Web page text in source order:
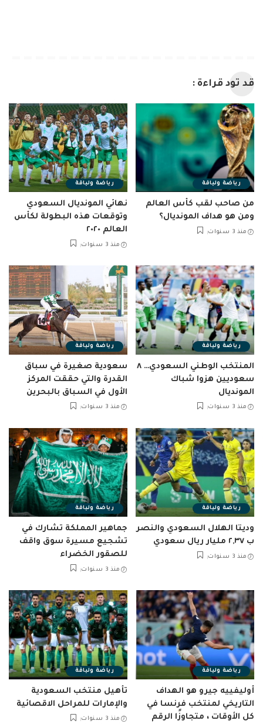
قد تود قراءة :
رياضة ولياقة
من صاحب لقب كأس العالم
ومن هو هداف المونديال؟
منذ 3 سنوات
رياضة ولياقة
نهائي المونديال السعودي
وتوقعات هذه البطولة لكأس
العالم ٢٠٢٠
منذ 3 سنوات
رياضة ولياقة
المنتخب الوطني السعودي… ٨
سعوديين هزوا شباك
المونديال
منذ 3 سنوات
رياضة ولياقة
سعودية صغيرة في سباق
القدرة والتي حققت المركز
الأول في السباق بالبحرين
منذ 3 سنوات
رياضة ولياقة
وديتا الهلال السعودي والنصر
ب ٢,٣٧ مليار ريال سعودي
منذ 3 سنوات
رياضة ولياقة
جماهير المملكة تشارك في
تشجيع مسيرة سوق واقف
للصقور الخضراء
منذ 3 سنوات
رياضة ولياقة
أوليفييه جيرو هو الهداف
التاريخي لمنتخب فرنسا في
كل الأوقات ، متجاوزًا الرقم
رياضة ولياقة
تأهيل منتخب السعودية
والإمارات للمراحل الاقصائية
منذ 3 سنوات